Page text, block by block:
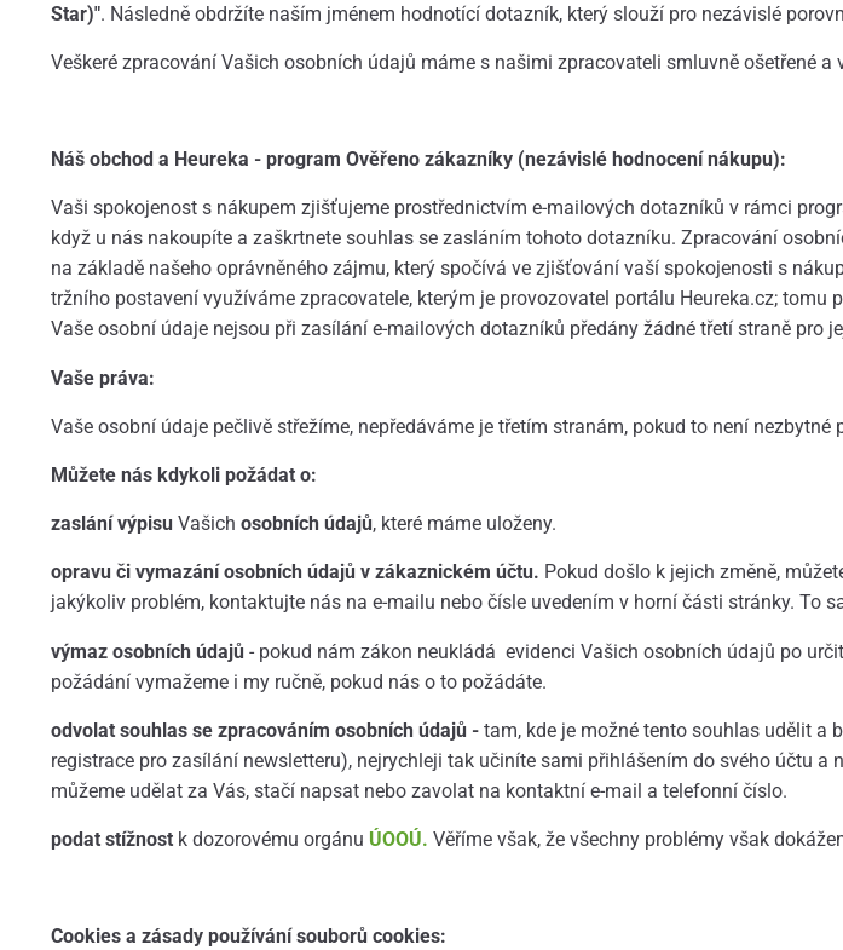
Star)". Následně obdržíte naším jménem hodnotící dotazník, který slouží pro nezávislé
Veškeré zpracování Vašich osobních údajů máme s našimi zpracovateli smluvně ošetřené
Náš obchod a Heureka - program Ověřeno zákazníky (nezávislé hodnocení nákupu):
Vaši spokojenost s nákupem zjišťujeme prostřednictvím e-mailových dotazníků v rámci
když u nás nakoupíte a zaškrtnete souhlas se zasláním tohoto dotazníku. Zpracování
na základě našeho oprávněného zájmu, který spočívá ve zjišťování vaší spokojenosti s
tržního postavení využíváme zpracovatele, kterým je provozovatel portálu Heureka.cz;
Vaše osobní údaje nejsou při zasílání e-mailových dotazníků předány žádné třetí straně pro
Vaše práva:
Vaše osobní údaje pečlivě střežíme, nepředáváme je třetím stranám, pokud to není nezbytné
Můžete nás kdykoli požádat o:
zaslání výpisuVašich osobních údajů, které máme uloženy.
opravu či vymazání osobních údajů v zákaznickém účtu. Pokud došlo k jejich změně,
jakýkoliv problém, kontaktujte nás na e-mailu nebo čísle uvedením v horní části stránky. To
výmaz osobních údajů- pokud nám zákon neukládá evidenci Vašich osobních údajů po
požádání vymažeme i my ručně, pokud nás o to požádáte.
odvolat souhlas se zpracováním osobních údajů - tam, kde je možné tento souhlas udělit a
registrace pro zasílání newsletteru), nejrychleji tak učiníte sami přihlášením do svého účtu
můžeme udělat za Vás, stačí napsat nebo zavolat na kontaktní e-mail a telefonní číslo.
podat stížnostk dozorovému orgánu ÚOOÚ. Věříme však, že všechny problémy však
Cookies a zásady používání souborů cookies: